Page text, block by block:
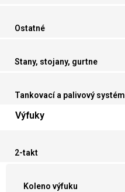
Ostatné
Stany, stojany, gurtne
Tankovací a palivový systém
Výfuky
2-takt
Koleno výfuku